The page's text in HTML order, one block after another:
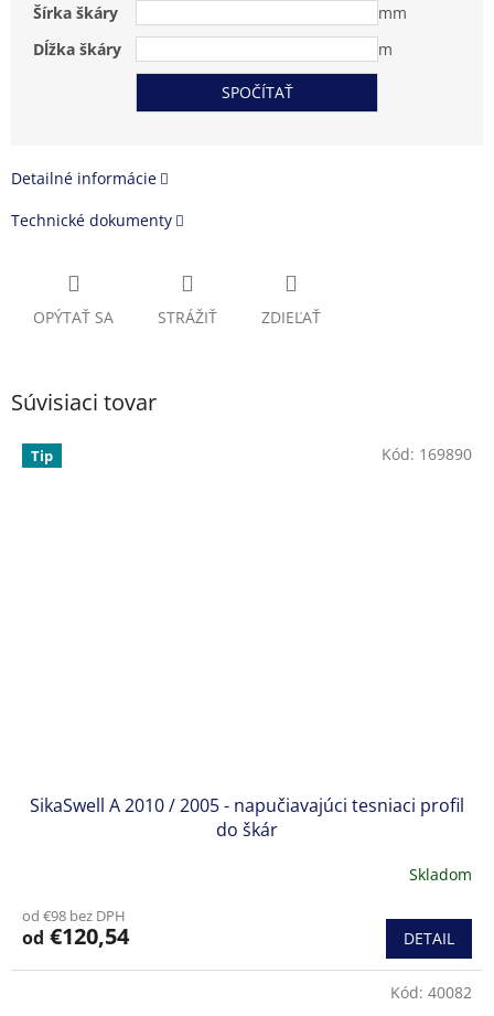
Šírka škáry
mm
Dĺžka škáry
m
Detailné informácie
Technické dokumenty
OPÝTAŤ SA STRÁŽIŤ ZDIEĽAŤ
Súvisiaci tovar
Tip
SikaSwell A 2010 / 2005 - napučiavajúci tesniaci profil
do škár
Skladom
od €98 bez DPH
od €120,54 DETAIL
Kód: 169890
Kód: 40082